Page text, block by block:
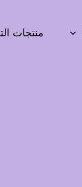
منتجات